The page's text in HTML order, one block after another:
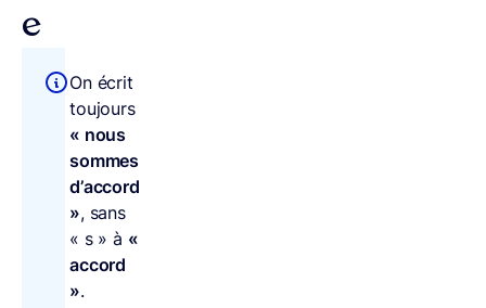
e
On écrit
toujours
« nous
sommes
d’accord
», sans
« s » à «
accord
».